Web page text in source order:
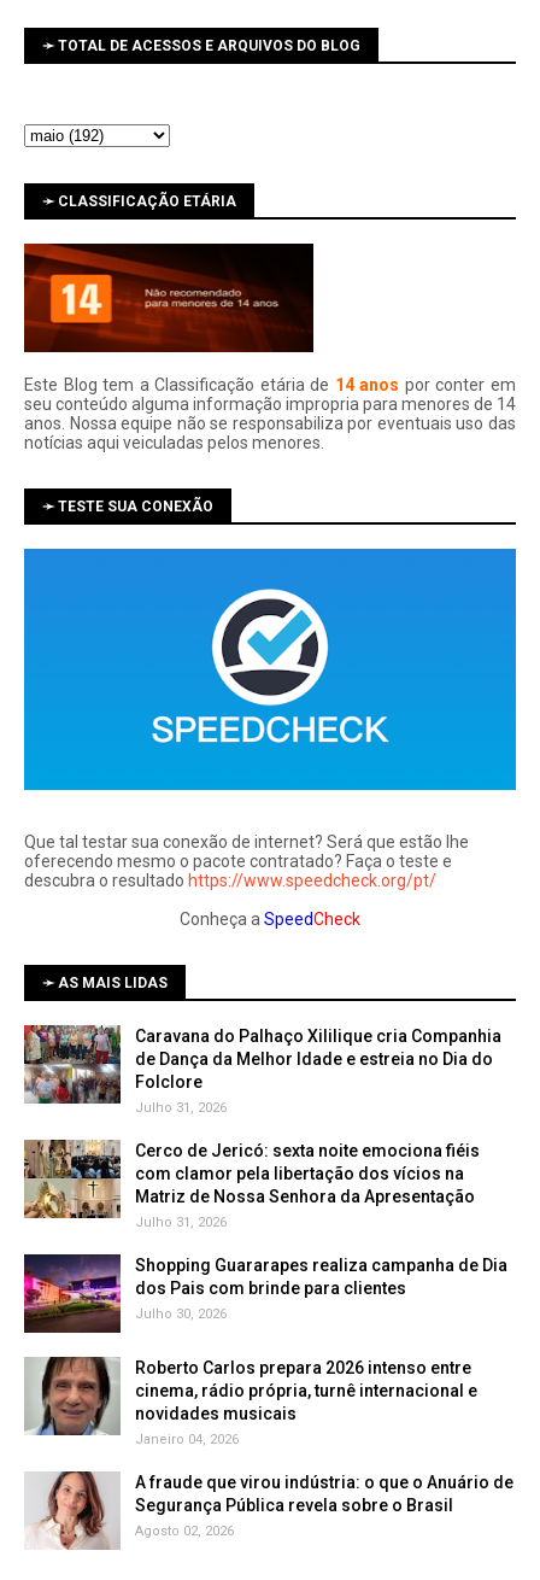
➛ TOTAL DE ACESSOS E ARQUIVOS DO BLOG
➛ CLASSIFICAÇÃO ETÁRIA
Este Blog tem a Classificação etária de 14 anos por conter em
seu conteúdo alguma informação impropria para menores de 14
anos. Nossa equipe não se responsabiliza por eventuais uso das
notí­cias aqui veiculadas pelos menores.
➛ TESTE SUA CONEXÃO
Que tal testar sua conexão de internet? Será que estão lhe
oferecendo mesmo o pacote contratado? Faça o teste e
descubra o resultado https://www.speedcheck.org/pt/
Conheça a SpeedCheck
➛ AS MAIS LIDAS
Caravana do Palhaço Xililique cria Companhia
de Dança da Melhor Idade e estreia no Dia do
Folclore
Julho 31, 2026
Cerco de Jericó: sexta noite emociona fiéis
com clamor pela libertação dos vícios na
Matriz de Nossa Senhora da Apresentação
Julho 31, 2026
Shopping Guararapes realiza campanha de Dia
dos Pais com brinde para clientes
Julho 30, 2026
Roberto Carlos prepara 2026 intenso entre
cinema, rádio própria, turnê internacional e
novidades musicais
Janeiro 04, 2026
A fraude que virou indústria: o que o Anuário de
Segurança Pública revela sobre o Brasil
Agosto 02, 2026